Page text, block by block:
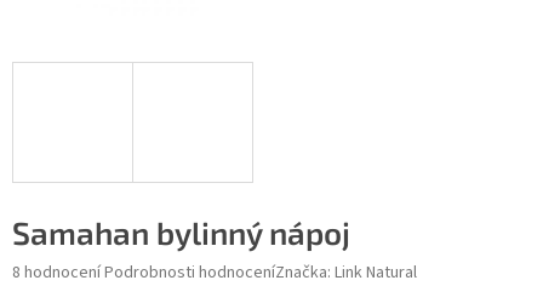
Samahan bylinný nápoj
Průměrné hodnocení produktu je 5,0 z 5 hvězdiček.
8 hodnoceníPodrobnosti hodnoceníZnačka: Link Natural